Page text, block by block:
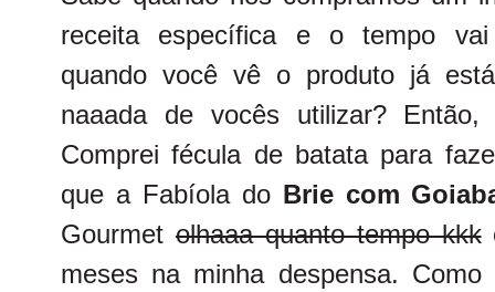
receita específica e o tempo
quando você vê o produto já
naaada de vocês utilizar?
Comprei fécula de batata para
que a Fabíola do Brie com
Gourmetolhaaa quanto tempo kkk
meses na minha despensa.